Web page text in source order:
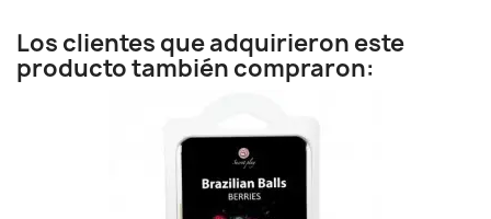
Los clientes que adquirieron este
producto también compraron: